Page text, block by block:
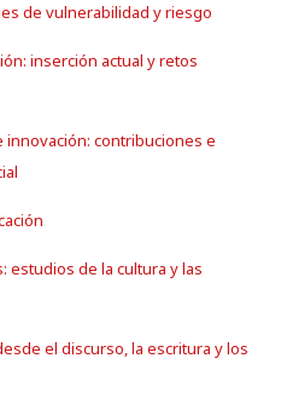
de vulnerabilidad y riesgo
inserción actual y retos
innovación: contribuciones e
estudios de la cultura y las
el discurso, la escritura y los